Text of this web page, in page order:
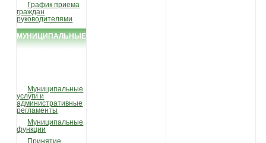
График приема
граждан
руководителями
МУНИЦИПАЛЬНЫЕ
Муниципальные
услуги и
административные
регламенты
Муниципальные
функции
Принятие